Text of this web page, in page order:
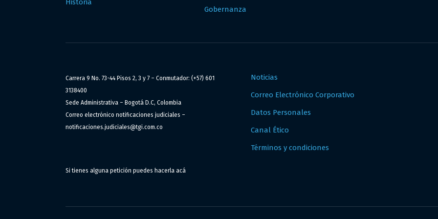
Historia
Gobernanza
Carrera 9 No. 73-44 Pisos 2, 3 y 7 – Conmutador: (+57) 601
3138400
Sede Administrativa – Bogotá D.C, Colombia
Correo electrónico notificaciones judiciales –
notificaciones.judiciales@tgi.com.co
Si tienes alguna petición puedes hacerlaacá
Noticias
Correo Electrónico Corporativo
Datos Personales
Canal Ético
Términos y condiciones